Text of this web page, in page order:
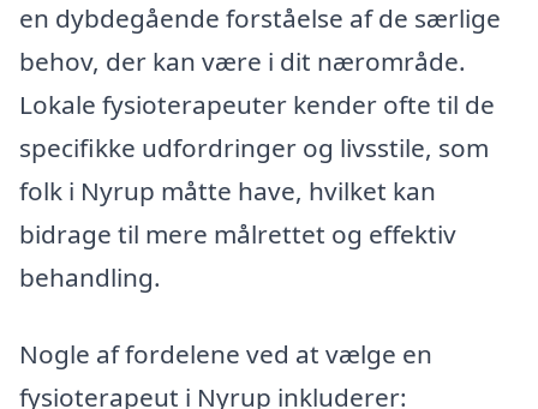
en dybdegående forståelse af de særlige
behov, der kan være i dit nærområde.
Lokale fysioterapeuter kender ofte til de
specifikke udfordringer og livsstile, som
folk i Nyrup måtte have, hvilket kan
bidrage til mere målrettet og effektiv
behandling.
Nogle af fordelene ved at vælge en
fysioterapeut i Nyrup inkluderer: